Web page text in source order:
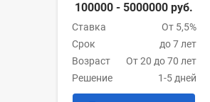
100000 - 5000000 руб.
Ставка
От 5,5%
Срок
до 7 лет
Возраст
От 20 до 70 лет
Решение
1-5 дней